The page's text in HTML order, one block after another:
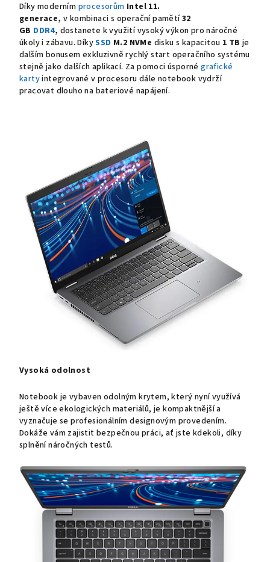
Díky moderním procesorům Intel 11.
generace, v kombinaci s operační pamětí32
GB DDR4, dostanete k využití vysoký výkon pro náročné
úkoly i zábavu. DíkySSD M.2 NVMe disku s kapacitou 1 TB je
dalším bonusem exkluzivně rychlý start operačního systému
stejně jako dalších aplikací. Za pomoci úspornégrafické
kartyintegrované v procesoru dále notebook vydrží
pracovat dlouho na bateriové napájení.
Vysoká odolnost
Notebook je vybaven odolným krytem, který nyní využívá
ještě více ekologických materiálů, je kompaktnější a
vyznačuje se profesionálním designovým provedením.
Dokáže vám zajistit bezpečnou práci, ať jste kdekoli, díky
splnění náročných testů.